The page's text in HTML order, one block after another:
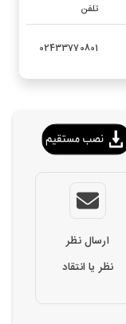
تلفن
02433770801
ارسال نظر
نظر یا انتقاد